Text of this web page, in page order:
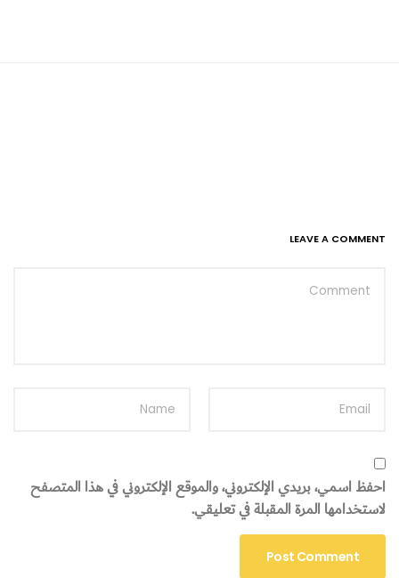
LEAVE A COMMENT
احفظ اسمي، بريدي الإلكتروني، والموقع الإلكتروني في هذا المتصفح
لاستخدامها المرة المقبلة في تعليقي.